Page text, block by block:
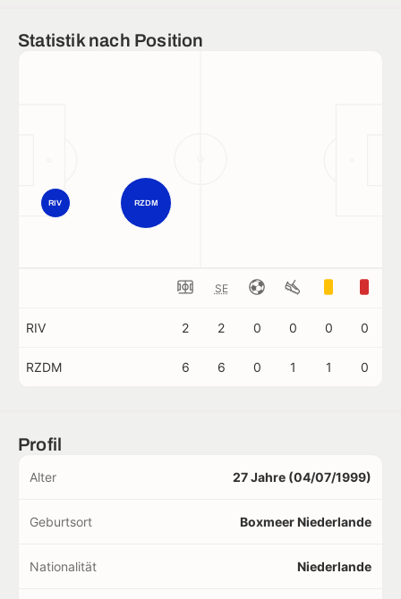
Statistik nach Position
RZDM
RIV
SE
RIV 2 2 0 0 0 0
RZDM 6 6 0 1 1 0
Profil
Alter 27 Jahre (04/07/1999)
Geburtsort Boxmeer Niederlande
Nationalität Niederlande